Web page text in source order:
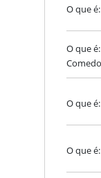
O que
O que
O que
O que